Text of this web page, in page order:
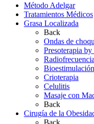
Método Adelgar
Tratamientos Médicos
Grasa Localizada
Back
Ondas de
Presoterapia
Crioterapia
Celulitis
Masaje con
Back
Cirugía de la
Back